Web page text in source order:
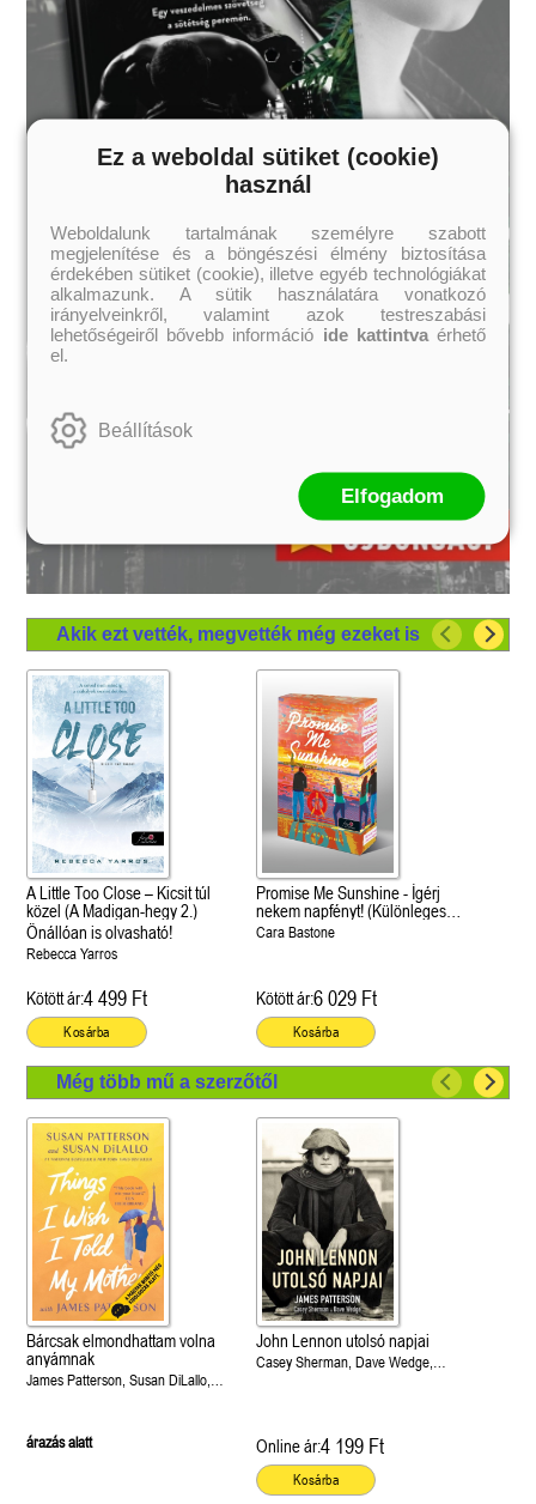
Akik ezt vették, megvették még ezeket is
A Little Too Close – Kicsit túl
közel (A Madigan-hegy 2.)
Önállóan is olvasható!
Rebecca Yarros
Kötött ár:4 499 Ft
Kosárba
Promise Me Sunshine - Ígérj
nekem napfényt! (Különleges
éldekorált kiadás!)
Cara Bastone
Kötött ár:6 029 Ft
Kosárba
Még több mű a szerzőtől
Bárcsak elmondhattam volna
anyámnak
James Patterson, Susan DiLallo,
árazás alatt
John Lennon utolsó napjai
Casey Sherman, Dave Wedge,
Online ár:4 199 Ft
Kosárba
Ez a weboldal sütiket (cookie)
használ
Weboldalunk tartalmának személyre szabott
megjelenítése és a böngészési élmény biztosítása
érdekében sütiket (cookie), illetve egyéb technológiákat
alkalmazunk. A sütik használatára vonatkozó
irányelveinkről, valamint azok testreszabási
lehetőségeiről bővebb információ ide kattintvaérhető
el.
Beállítások
Elfogadom